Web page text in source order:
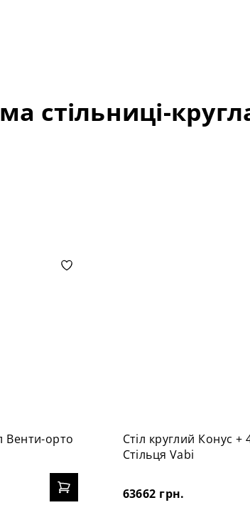
Венти-орто
Стіл круглий Конус + 4
Стільця Vabi
63662 грн.